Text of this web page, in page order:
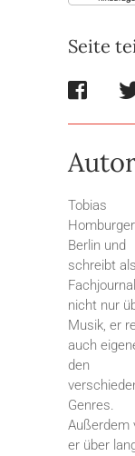
Seite
Tobias
Berlin und
schreibt als
nicht nur
Musik, er
auch
den
Genres.
Außerdem
er über